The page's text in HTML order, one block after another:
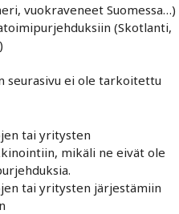
vuokraveneet Suomessa…)
(Skotlanti,
seurasivu ei ole tarkoitettu
tai yritysten
mikäli ne eivät ole
tai yritysten järjestämiin